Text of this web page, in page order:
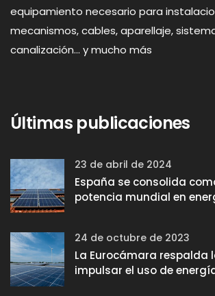
equipamiento necesario para
mecanismos, cables, aparellaje,
canalización... y mucho más
Últimas publicaciones
23 de abril de 2024
España se consolida
potencia mundial en
24 de octubre de 2023
La Eurocámara respalda
impulsar el uso de